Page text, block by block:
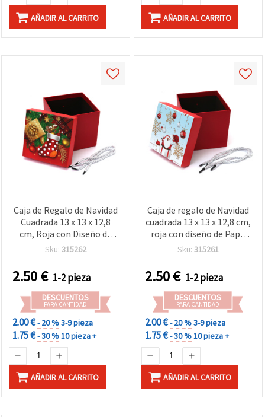
AÑADIR AL CARRITO AÑADIR AL CARRITO
Caja de Regalo de Navidad
Cuadrada 13 x 13 x 12,8
cm, Roja con Diseño de
Bota Navideña
Sku: 315262
2.50€ 1-2 pieza
DESCUENTOS
PARA CANTIDAD
2.00 €- 20 %3-9 pieza
1.75 €- 30 %10 pieza +
AÑADIR AL CARRITO
Caja de regalo de Navidad
cuadrada 13 x 13 x 12,8 cm,
roja con diseño de Papá
Noel
Sku: 315261
2.50€ 1-2 pieza
DESCUENTOS
PARA CANTIDAD
2.00 €- 20 %3-9 pieza
1.75 €- 30 %10 pieza +
AÑADIR AL CARRITO